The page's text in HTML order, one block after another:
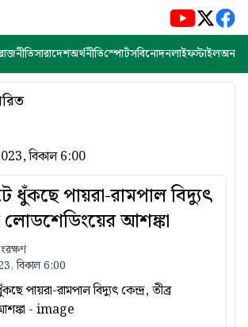
সারাদেশঅর্থনীতিস্পোর্টসবিনোদনলাইফস্টাইল
বিকাল 6:00
ধুঁকছে পায়রা-রামপাল বিদ্যুৎ
লোডশেডিংয়ের আশঙ্কা
বিকাল 6:00